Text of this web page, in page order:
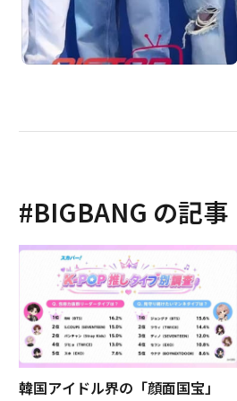
#BIGBANG の記事
韓国アイドル界の「顔面国宝」